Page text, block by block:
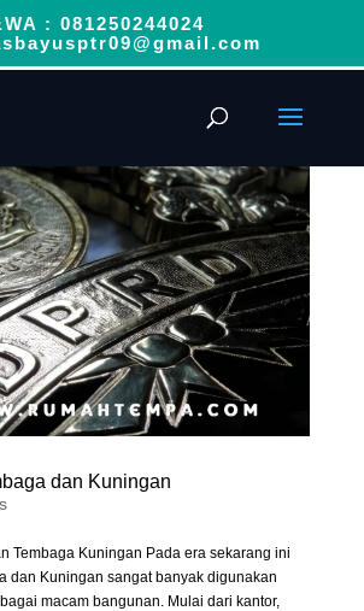
: 081250244024
dan Kuningan
Tembaga Kuningan Pada era sekarang ini
dan Kuningan sangat banyak digunakan
macam bangunan. Mulai dari kantor,